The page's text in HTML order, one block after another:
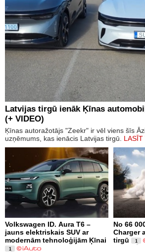
Latvijas tirgū ienāk Ķīnas
(+ VIDEO)
Ķīnas autoražotājs "Zeekr" ir vēl viens šīs
uzņēmums, kas ienācis Latvijas tirgū. LASĪT
Volkswagen ID. Aura T6 –
jauns elektriskais SUV ar
modernām tehnoloģijām Ķīnai
1
No 66
Charger
tirgū
1